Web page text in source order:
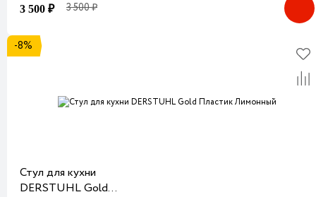
3 500 ₽ 3 500 ₽
-8%
Стул для кухни
DERSTUHL Gold